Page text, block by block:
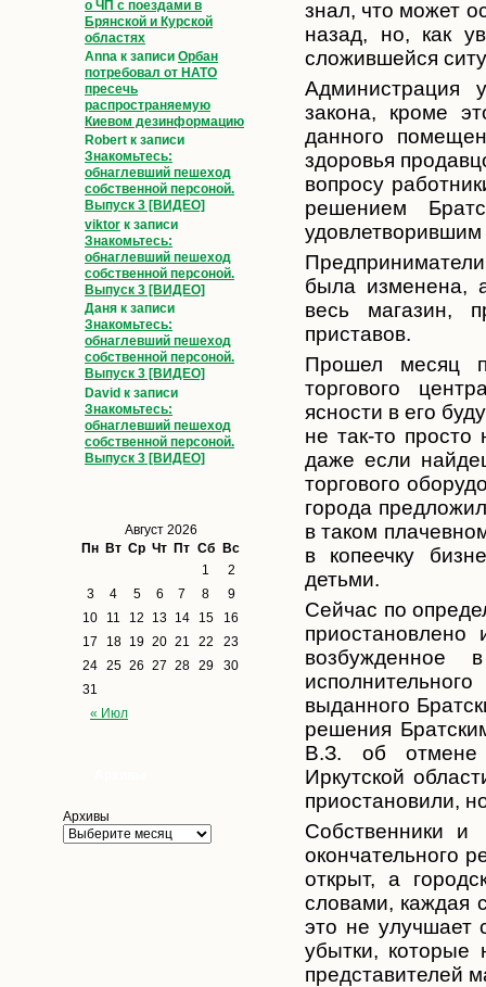
о ЧП с поездами в
Брянской и Курской
областях
Anna к записи Орбан
потребовал от НАТО
пресечь
распространяемую
Киевом дезинформацию
Robert к записи
Знакомьтесь:
обнаглевший пешеход
собственной персоной.
Выпуск 3 [ВИДЕО]
viktor к записи
Знакомьтесь:
обнаглевший пешеход
собственной персоной.
Выпуск 3 [ВИДЕО]
Даня к записи
Знакомьтесь:
обнаглевший пешеход
собственной персоной.
Выпуск 3 [ВИДЕО]
David к записи
Знакомьтесь:
обнаглевший пешеход
собственной персоной.
Выпуск 3 [ВИДЕО]
Август 2026
Пн Вт Ср Чт Пт Сб Вс
« Июл
1
2
3
4 5 6 7 8
9
10
11 12 13 14 15
16
17
18 19 20 21 22
23
24 25 26 27 28 29
30
31
Архивы
знал, что может
назад, но, как
сложившейся
Администрация
закона, кроме
данного
здоровья
вопросу
решением
была изменена,
весь магазин,
приставов.
Прошел месяц
торгового
ясности в его
не так-то просто
даже если
торгового
города
в таком
в копеечку
детьми.
Сейчас по
выданного
решения
В.З. об отмене
Иркутской
приостановили,
Собственники и
окончательного
открыт, а
словами, каждая
это не улучшает
убытки, которые
представителей